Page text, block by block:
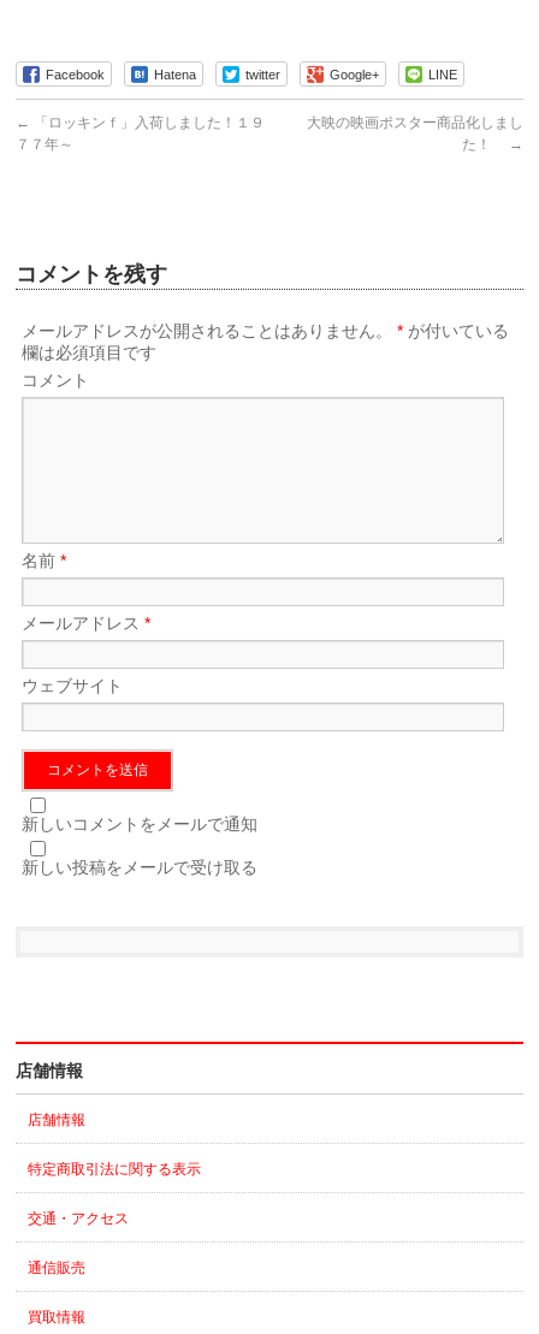
Facebook Hatena twitter Google+ LINE
←
「ロッキンｆ」入荷しました！１９
７７年～
大映の映画ポスター商品化しまし
た！
→
コメントを残す
メールアドレスが公開されることはありません。 * が付いている
欄は必須項目です
コメント
名前*
メールアドレス*
ウェブサイト
新しいコメントをメールで通知
新しい投稿をメールで受け取る
店舗情報
店舗情報
特定商取引法に関する表示
交通・アクセス
通信販売
買取情報